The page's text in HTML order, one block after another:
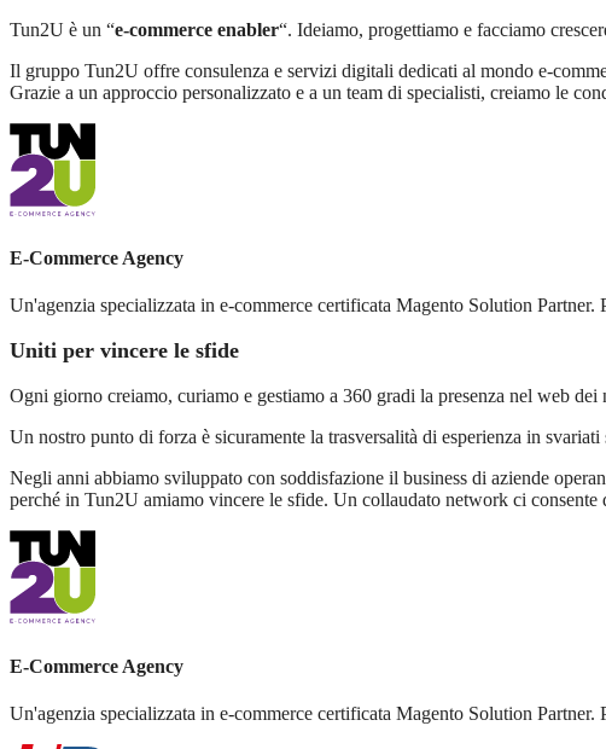
Tun2U è un “e-commerce enabler“. Ideiamo, progettiamo e facciamo
Il gruppo Tun2U offre consulenza e servizi digitali dedicati al mondo e-
Grazie a un approccio personalizzato e a un team di specialisti, creiamo le
E-Commerce Agency
Un'agenzia specializzata in e-commerce certificata Magento Solution
Uniti per vincere le sfide
Ogni giorno creiamo, curiamo e gestiamo a 360 gradi la presenza nel web
Un nostro punto di forza è sicuramente la trasversalità di esperienza in
Negli anni abbiamo sviluppato con soddisfazione il business di aziende
perché in Tun2U amiamo vincere le sfide. Un collaudato network ci
E-Commerce Agency
Un'agenzia specializzata in e-commerce certificata Magento Solution